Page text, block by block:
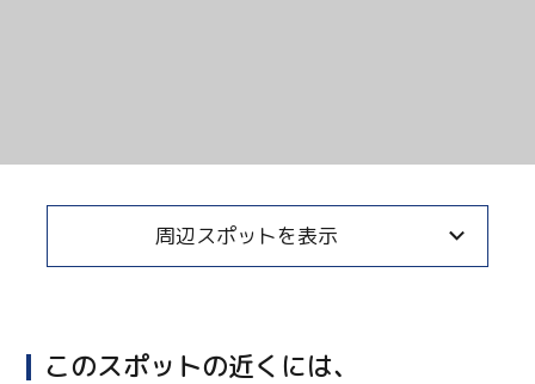
周辺スポットを表示
このスポットの近くには、